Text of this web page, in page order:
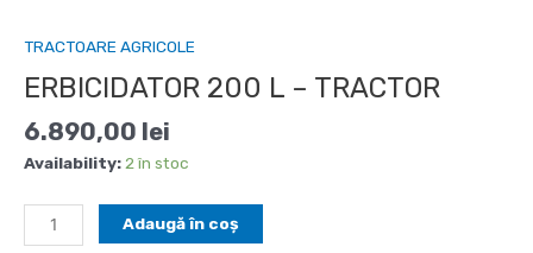
TRACTOARE AGRICOLE
ERBICIDATOR 200 L – TRACTOR
6.890,00 lei
Availability: 2 în stoc
Cantitate
ERBICIDATOR
Adaugă în coș